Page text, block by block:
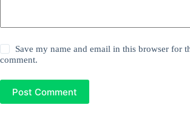
Save my name and email in this browser for
comment.
Post Comment